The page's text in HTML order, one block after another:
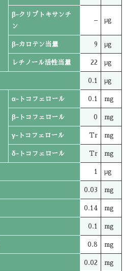
β-クリプトキサンチ
ン
– μg
β-カロテン当量 9 μg
レチノール活性当量 22 μg
0.1 μg
α-トコフェロール 0.1 mg
β-トコフェロール 0 mg
γ-トコフェロール Tr mg
δ-トコフェロール Tr mg
1 μg
0.03 mg
0.14 mg
0.1 mg
0.8 mg
0.02 mg